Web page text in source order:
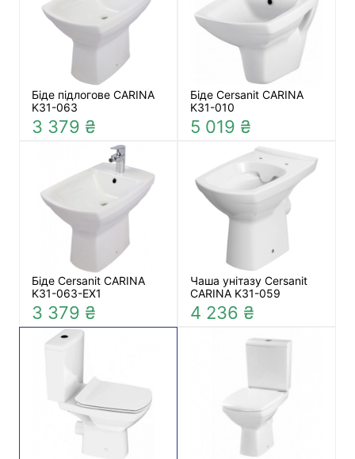
Біде підлогове CARINA
K31-063
3 379 ₴
Біде Cersanit CARINA
K31-010
5 019 ₴
Біде Cersanit CARINA
K31-063-EX1
3 379 ₴
Чаша унітазу Cersanit
CARINA K31-059
4 236 ₴